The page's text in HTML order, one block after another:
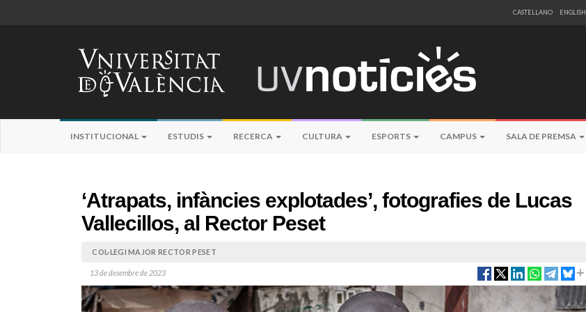
CASTELLANO ENGLISH
INSTITUCIONAL ESTUDIS RECERCA CULTURA ESPORTS CAMPUS SALA DE PREMSA
‘Atrapats, infàncies explotades’, fotografies de Lucas
Vallecillos, al Rector Peset
COL·LEGI MAJOR RECTOR PESET
13 de desembre de 2023